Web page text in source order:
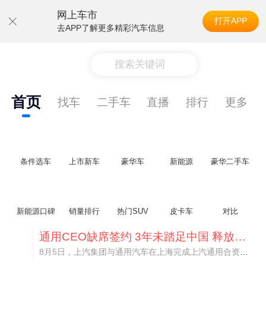
网上车市
去APP了解更多精彩汽车信息
打开APP
搜索关键词
首页 找车 二手车 直播 排行 更多
条件选车 上市新车 豪华车 新能源 豪华二手车
新能源口碑 销量排行 热门SUV 皮卡车 对比
通用CEO缺席签约 3年未踏足中国 释放反常信号